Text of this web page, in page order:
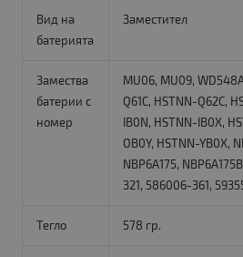
Вид на
батерията
Заместител
Замества
батерии с
номер
MU06, MU09,
Q61C, HSTNN-Q62C,
IB0N, HSTNN-IB0X,
OB0Y, HSTNN-YB0X,
NBP6A175,
321, 586006-361,
Тегло 578 гр.